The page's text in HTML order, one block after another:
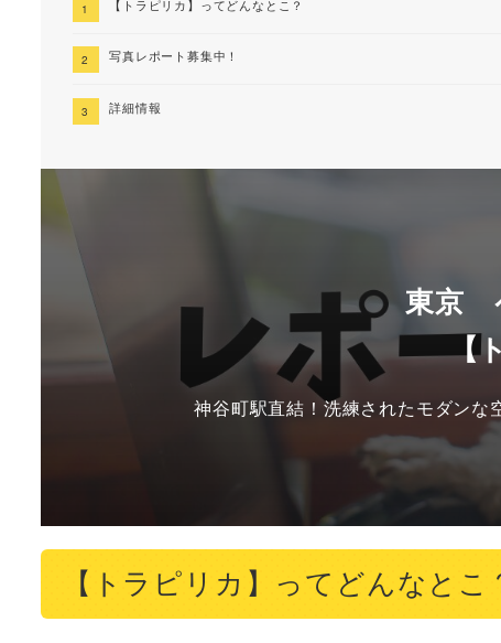
【トラピリカ】ってどんなとこ？
写真レポート募集中！
詳細情報
東京
【
神谷町駅直結！洗練されたモダンな
【トラピリカ】ってどんなとこ